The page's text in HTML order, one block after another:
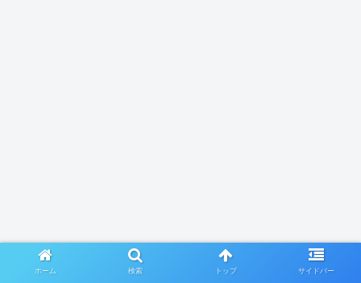
ホーム 検索 トップ サイドバー